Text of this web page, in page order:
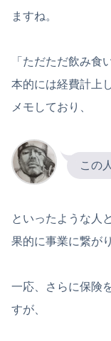
ますね。
「ただただ飲み食
本的には経費計上
メモしており、
この
といったような人
果的に事業に繋が
一応、さらに保険
すが、